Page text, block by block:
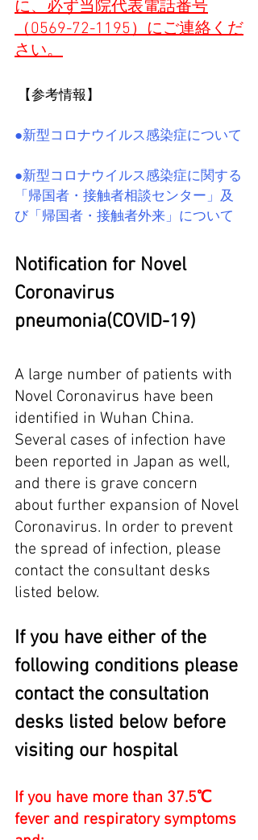
に、必ず当院代表電話番号
（0569-72-1195）にご連絡くだ
さい。
【参考情報】
●新型コロナウイルス感染症について
●新型コロナウイルス感染症に関する
「帰国者・接触者相談センター」及
び「帰国者・接触者外来」について
Notification for Novel
Coronavirus
pneumonia(COVID-19)
A large number of patients with
Novel Coronavirus have been
identified in Wuhan China.
Several cases of infection have
been reported in Japan as well,
and there is grave concern
about further expansion of Novel
Coronavirus. In order to prevent
the spread of infection, please
contact the consultant desks
listed below.
If you have either of the
following conditions please
contact the consultation
desks listed below before
visiting our hospital
If you have more than 37.5℃
fever and respiratory symptoms